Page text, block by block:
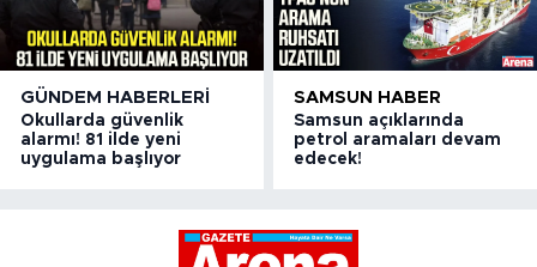
GÜNDEM HABERLERI
Okullarda güvenlik
alarmı! 81 ilde yeni
uygulama başlıyor
SAMSUN HABER
Samsun açıklarında
petrol aramaları devam
edecek!